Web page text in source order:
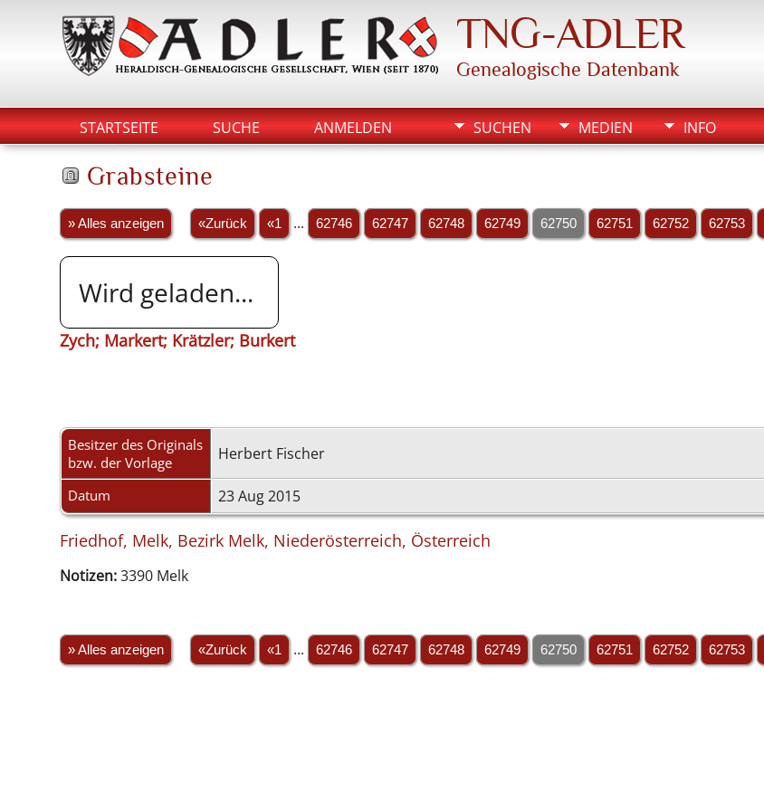
TNG-ADLER
Genealogische Datenbank
STARTSEITE SUCHE ANMELDEN SUCHEN MEDIEN INFO
Grabsteine
» Alles anzeigen «Zurück «1 ... 62746 62747 62748 62749 62750 62751 62752 62753
Wird geladen...
Zych; Markert; Krätzler; Burkert
Besitzer des Originals
bzw. der Vorlage
Herbert Fischer
Datum 23 Aug 2015
Friedhof, Melk, Bezirk Melk, Niederösterreich, Österreich
Notizen:3390 Melk
» Alles anzeigen «Zurück «1 ... 62746 62747 62748 62749 62750 62751 62752 62753